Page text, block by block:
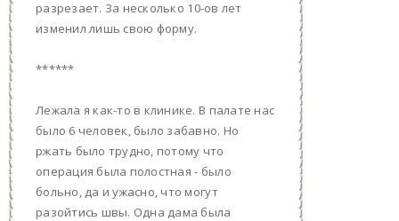
разрезает. За несколько 10-ов лет
изменил лишь свою форму.
******
Лежала я как-то в клинике. В палате нас
было 6 человек, было забавно. Но
ржать было трудно, потому что
операция была полостная - было
больно, да и ужасно, что могут
разойтись швы. Одна дама была